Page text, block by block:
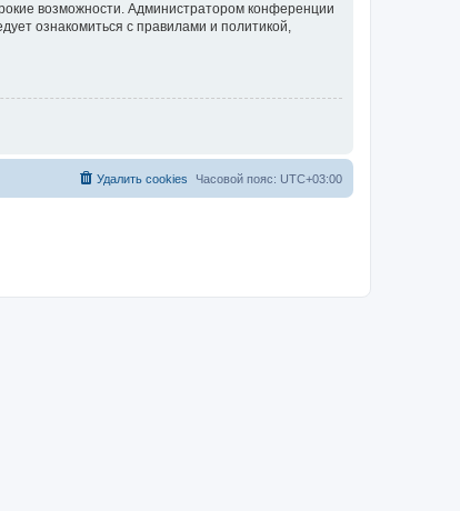
возможности. Администратором конференции
ознакомиться с правилами и политикой,
Часовой пояс: UTC+03:00
Удалить cookies